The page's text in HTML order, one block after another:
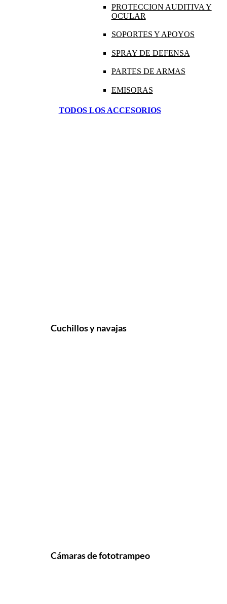
PROTECCION AUDITIVA Y
OCULAR
SOPORTES Y APOYOS
SPRAY DE DEFENSA
PARTES DE ARMAS
EMISORAS
TODOS LOS ACCESORIOS
Cuchillos y navajas
Cámaras de fototrampeo